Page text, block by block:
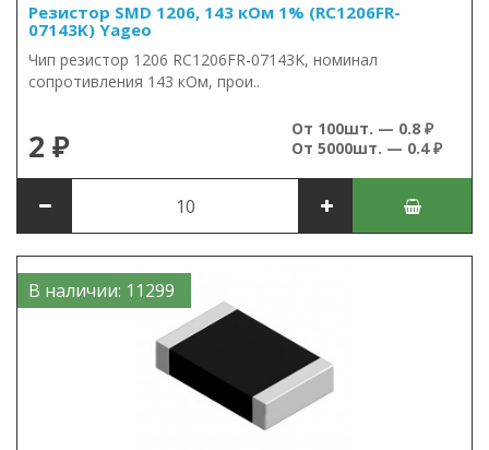
Резистор SMD 1206, 143 кОм 1% (RC1206FR-
07143K) Yageo
Чип резистор 1206 RC1206FR-07143K, номинал
сопротивления 143 кОм, прои..
2 ₽
От 100шт. — 0.8 ₽
От 5000шт. — 0.4 ₽
В наличии: 11299